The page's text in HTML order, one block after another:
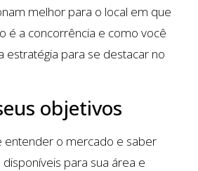
melhor para o local em que
é a concorrência e como você
estratégia para se destacar no
objetivos
entender o mercado e saber
para sua área e